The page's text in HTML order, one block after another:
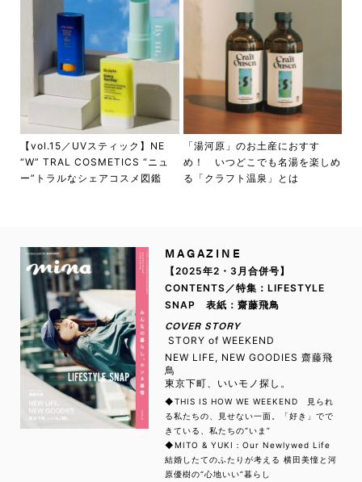
【vol.15／UVスティック】NE
“W” TRAL COSMETICS “ニュ
ー”トラルなシェアコスメ図鑑
「湯河原」のお土産におすす
め！ いつどこでも名湯を楽しめ
る「クラフト温泉」とは
MAGAZINE
【2025年2・3月合併号】
CONTENTS／特集：LIFESTYLE
SNAP 表紙：齋藤飛鳥
COVER STORY
STORY of WEEKEND
NEW LIFE, NEW GOODIES 齋藤飛
鳥
東京下町、いいモノ探し。
◆THIS IS HOW WE WEEKEND 見られ
る私たちの、見せない一面。「好き」でで
きている、私たちの“いま”
◆MITO & YUKI：Our Newlywed Life
結婚したてのふたりが考える 横田美憧と河
原優樹の“心地いい”暮らし